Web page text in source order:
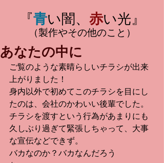
『青い闇、 赤い光』
（製作やその他のこと）
あなたの中に
ご覧のような素晴らしいチラシが出来
上がりました！
身内以外で初めてこのチラシを目にし
たのは、会社のかわいい後輩でした。
チラシを渡すという行為があまりにも
久しぶり過ぎて緊張しちゃって、大事
な宣伝などできず。
バカなのか？バカなんだろう